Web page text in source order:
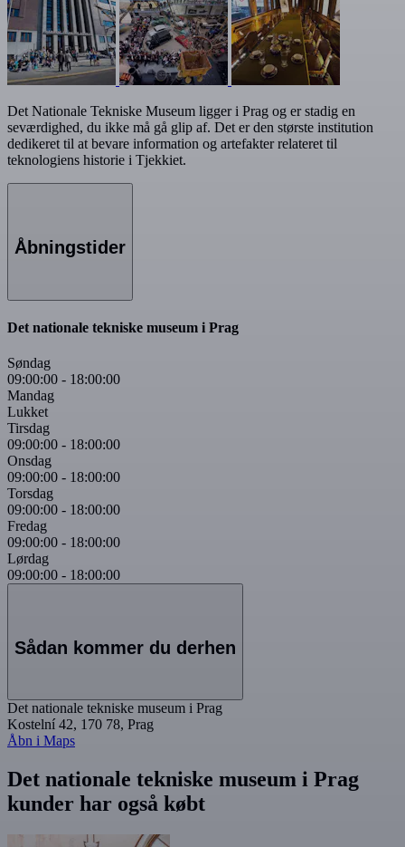
Det Nationale Tekniske Museum ligger i Prag og er stadig en
seværdighed, du ikke må gå glip af. Det er den største institution
dedikeret til at bevare information og artefakter relateret til
teknologiens historie i Tjekkiet.
Åbningstider
Det nationale tekniske museum i Prag
Søndag
09:00:00 - 18:00:00
Mandag
Lukket
Tirsdag
09:00:00 - 18:00:00
Onsdag
09:00:00 - 18:00:00
Torsdag
09:00:00 - 18:00:00
Fredag
09:00:00 - 18:00:00
Lørdag
09:00:00 - 18:00:00
Sådan kommer du derhen
Det nationale tekniske museum i Prag
Kostelní 42, 170 78, Prag
Åbn i Maps
Det nationale tekniske museum i Prag
kunder har også købt